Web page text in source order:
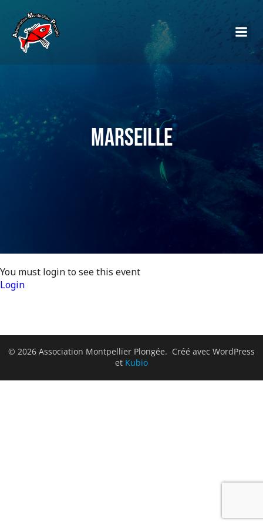
Marseille
You must login to see this event
Login
© 2026 Association Montpellier Plongée. Créé avec WordPress
et Kubio